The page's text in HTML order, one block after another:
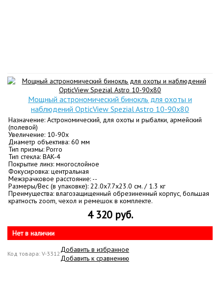
Мощный астрономический бинокль для охоты и
наблюдений OpticView Spezial Astro 10-90x80
Назначение: Астрономический, для охоты и рыбалки, армейский
(полевой)
Увеличение: 10-90х
Диаметр объектива: 60 мм
Тип призмы: Porro
Тип стекла: BАK-4
Покрытие линз: многослойное
Фокусировка: центральная
Межзрачковое расстояние: --
Размеры/Вес (в упаковке): 22.0x7.7x23.0 см. / 1.3 кг
Преимущества: влагозащищенный обрезиненный корпус, большая
кратность zoom, чехол и ремешок в комплекте.
4 320 руб.
Нет в наличии
Код товара: V-3312 Добавить в избранное
Добавить к сравнению